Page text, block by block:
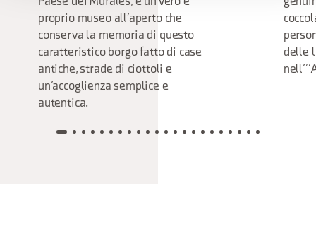
proprio museo all’aperto che
conserva la memoria di questo
caratteristico borgo fatto di case
antiche, strade di ciottoli e
un’accoglienza semplice e
autentica.
delle